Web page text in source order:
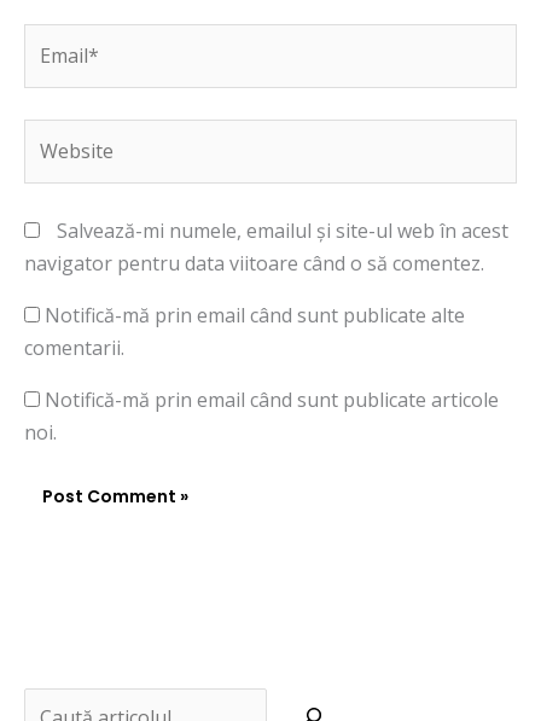
Salvează-mi numele, emailul și site-ul web în acest
navigator pentru data viitoare când o să comentez.
Notifică-mă prin email când sunt publicate alte
comentarii.
Notifică-mă prin email când sunt publicate articole
noi.
Tastează emailul tău...